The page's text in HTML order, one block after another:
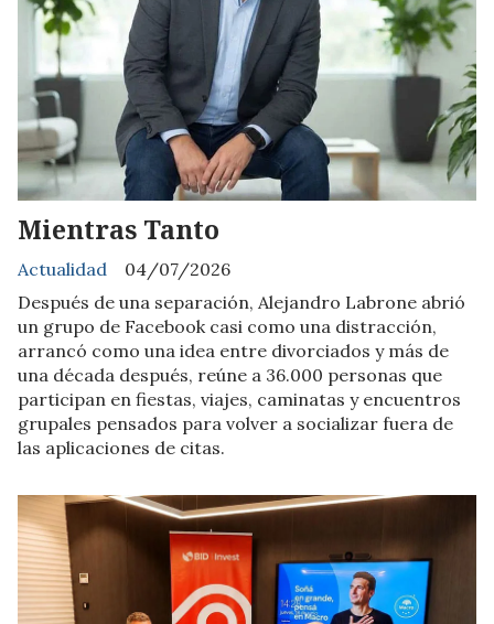
Mientras Tanto
Actualidad
04/07/2026
Después de una separación, Alejandro Labrone abrió
un grupo de Facebook casi como una distracción,
arrancó como una idea entre divorciados y más de
una década después, reúne a 36.000 personas que
participan en fiestas, viajes, caminatas y encuentros
grupales pensados para volver a socializar fuera de
las aplicaciones de citas.